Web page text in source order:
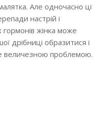
Але одночасно ці
настрій і
гормонів жінка може
дрібниці образитися і
величезною проблемою.